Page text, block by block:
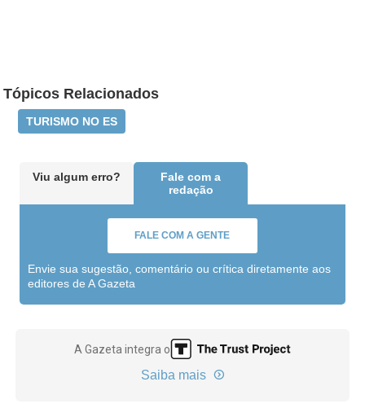
Tópicos Relacionados
TURISMO NO ES
Viu algum erro?
Fale com a
redação
FALE COM A GENTE
Envie sua sugestão, comentário ou crítica diretamente aos
editores de A Gazeta
A Gazeta integra o
Saiba mais